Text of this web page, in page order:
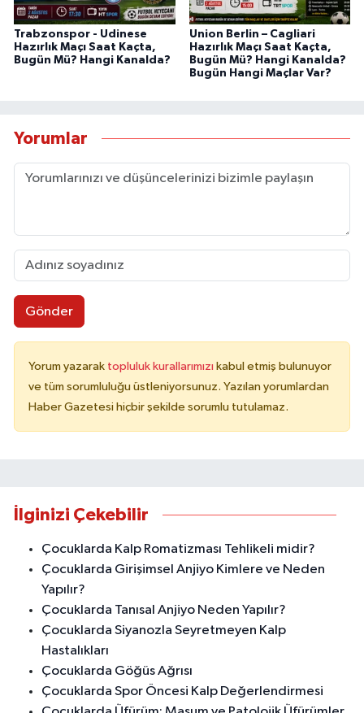
Trabzonspor - Udinese
Hazırlık Maçı Saat Kaçta,
Bugün Mü? Hangi Kanalda?
Union Berlin – Cagliari
Hazırlık Maçı Saat Kaçta,
Bugün Mü? Hangi Kanalda?
Bugün Hangi Maçlar Var?
Yorumlar
Gönder
Yorum yazarak topluluk kurallarımızı kabul etmiş bulunuyor
ve tüm sorumluluğu üstleniyorsunuz. Yazılan yorumlardan
Haber Gazetesi hiçbir şekilde sorumlu tutulamaz.
İlginizi Çekebilir
Çocuklarda Kalp Romatizması Tehlikeli midir?
Çocuklarda Girişimsel Anjiyo Kimlere ve Neden
Yapılır?
Çocuklarda Tanısal Anjiyo Neden Yapılır?
Çocuklarda Siyanozla Seyretmeyen Kalp
Hastalıkları
Çocuklarda Göğüs Ağrısı
Çocuklarda Spor Öncesi Kalp Değerlendirmesi